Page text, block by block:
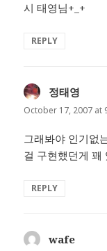
시 태영님+_+
REPLY
정태영
October 17, 2007 at
그래봐야 인기없
걸 구현했던게 꽤
REPLY
wafe